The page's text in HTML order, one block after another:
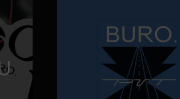
NAJČISTIJA
KOJA